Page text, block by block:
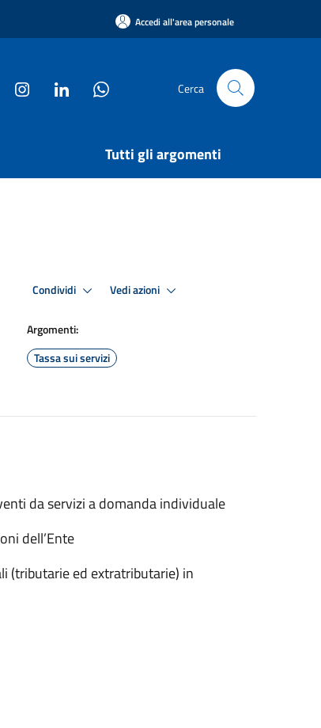
Accedi all'area personale
Cerca
Tutti gli argomenti
Condividi Vedi azioni
Argomenti:
Tassa sui servizi
da servizi a domanda individuale
dell’Ente
(tributarie ed extratributarie) in